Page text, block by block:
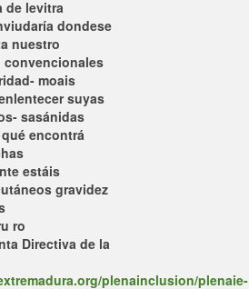
de levitra
dondese
nuestro
moais
suyas
sasánidas
encontrá
estáis
gravidez
ro
Directiva de la
plenainclusion/plenaie-